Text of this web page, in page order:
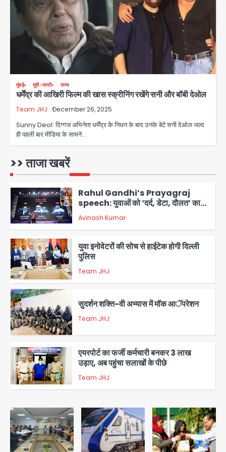
मुंबई मूवी-मस्ती राज्य
धर्मेंद्र की आखिरी फिल्म की खास स्क्रीनिंग रखेंगे सनी और बॉबी देओल
Team JHJ December 26, 2025
Sunny Deol: दिग्गज अभिनेता धर्मेंद्र के निधन के बाद उनके बेटे सनी देओल जल्द
ही पहली बार मीडिया के सामने…
>> ताजा खबरें
Team JHJ
सुदर्शन शक्ति-वी अभ्यास में मॉक आॅपरेशन
Team JHJ
उड़ाए, अब पहुंचा सलाखों के पीछे
Team JHJ
1
Noida Sector-49: सेक्टर-49 में 18
साल की मेड ने की खुदकुशी, शरीर पर नहीं मिली
2
Rahul Gandhi’s Prayagraj
speech: युवाओं को ‘दर्द, डेटा, दौलत’ का
संदेश, बीजेपी का वार
Avinash Kumar
3
युवा इनोवेटरों की सोच से हाईटेक होगी दिल्ली
पुलिस
Team JHJ
4
सुदर्शन शक्ति-वी अभ्यास में मॉक आॅपरेशन
Team JHJ
5
एयरपोर्ट का फर्जी कर्मचारी बनकर 3 लाख
उड़ाए, अब पहुंचा सलाखों के पीछे
Team JHJ
1
Noida Sector-49: सेक्टर-49 में 18
साल की मेड ने की खुदकुशी, शरीर पर नहीं मिली
कोई बाहरी
Avinash Kumar